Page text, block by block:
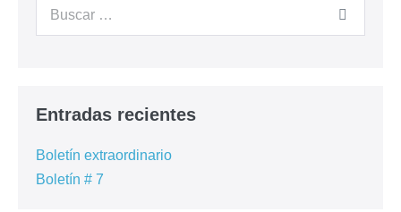
Entradas recientes
Boletín extraordinario
Boletín # 7